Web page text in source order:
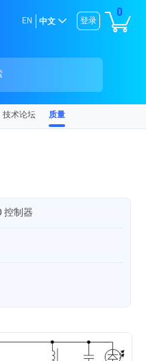
0
登录
EN 中文
技术论坛 质量
控制器